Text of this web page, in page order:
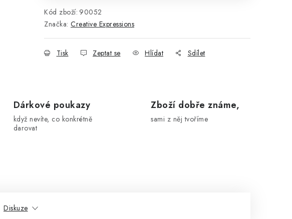
Kód zboží: 90052
Značka: Creative Expressions
Tisk Zeptat se Hlídat Sdílet
Dárkové poukazy
když nevíte, co konkrétně
darovat
Zboží dobře známe,
sami z něj tvoříme
Diskuze